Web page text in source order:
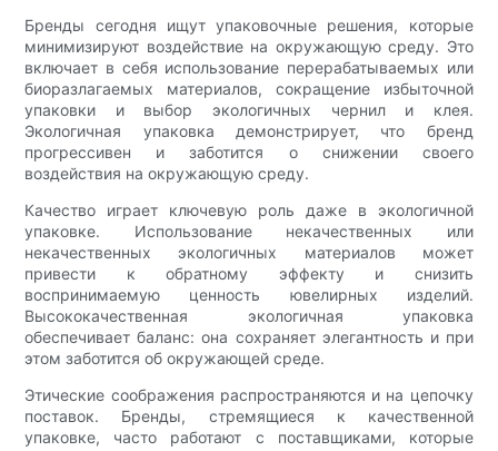
Бренды сегодня ищут упаковочные решения, которые
минимизируют воздействие на окружающую среду. Это
включает в себя использование перерабатываемых или
биоразлагаемых материалов, сокращение избыточной
упаковки и выбор экологичных чернил и клея.
Экологичная упаковка демонстрирует, что бренд
прогрессивен и заботится о снижении своего
воздействия на окружающую среду.
Качество играет ключевую роль даже в экологичной
упаковке. Использование некачественных или
некачественных экологичных материалов может
привести к обратному эффекту и снизить
воспринимаемую ценность ювелирных изделий.
Высококачественная экологичная упаковка
обеспечивает баланс: она сохраняет элегантность и при
этом заботится об окружающей среде.
Этические соображения распространяются и на цепочку
поставок. Бренды, стремящиеся к качественной
упаковке, часто работают с поставщиками, которые